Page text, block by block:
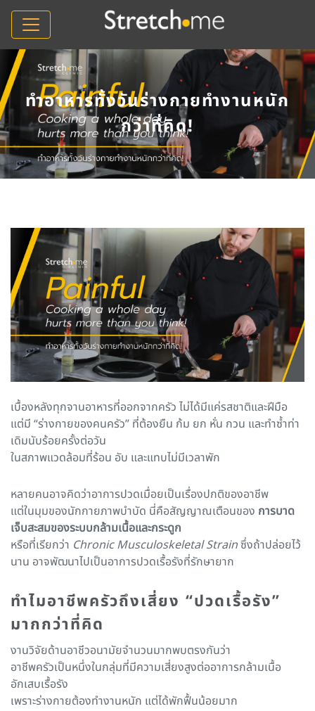
ทำอาหารทั้งวันร่างกายทำงานหนัก
กว่าที่คิด!
เบื้องหลังทุกจานอาหารที่ออกจากครัว ไม่ได้มีแค่รสชาติและฝีมือ
แต่มี “ร่างกายของคนครัว” ที่ต้องยืน ก้ม ยก หั่น กวน และทำซ้ำท่า
เดิมนับร้อยครั้งต่อวัน
ในสภาพแวดล้อมที่ร้อน อับ และแทบไม่มีเวลาพัก
หลายคนอาจคิดว่าอาการปวดเมื่อยเป็นเรื่องปกติของอาชีพ
แต่ในมุมของนักกายภาพบำบัด นี่คือสัญญาณเตือนของ การบาด
เจ็บสะสมของระบบกล้ามเนื้อและกระดูก
หรือที่เรียกว่า Chronic Musculoskeletal Strainซึ่งถ้าปล่อยไว้
นาน อาจพัฒนาไปเป็นอาการปวดเรื้อรังที่รักษายาก
ทำไมอาชีพครัวถึงเสี่ยง “ปวดเรื้อรัง”
มากกว่าที่คิด
งานวิจัยด้านอาชีวอนามัยจำนวนมากพบตรงกันว่า
อาชีพครัวเป็นหนึ่งในกลุ่มที่มีความเสี่ยงสูงต่ออาการกล้ามเนื้อ
อักเสบเรื้อรัง
เพราะร่างกายต้องทำงานหนัก แต่ได้พักฟื้นน้อยมาก